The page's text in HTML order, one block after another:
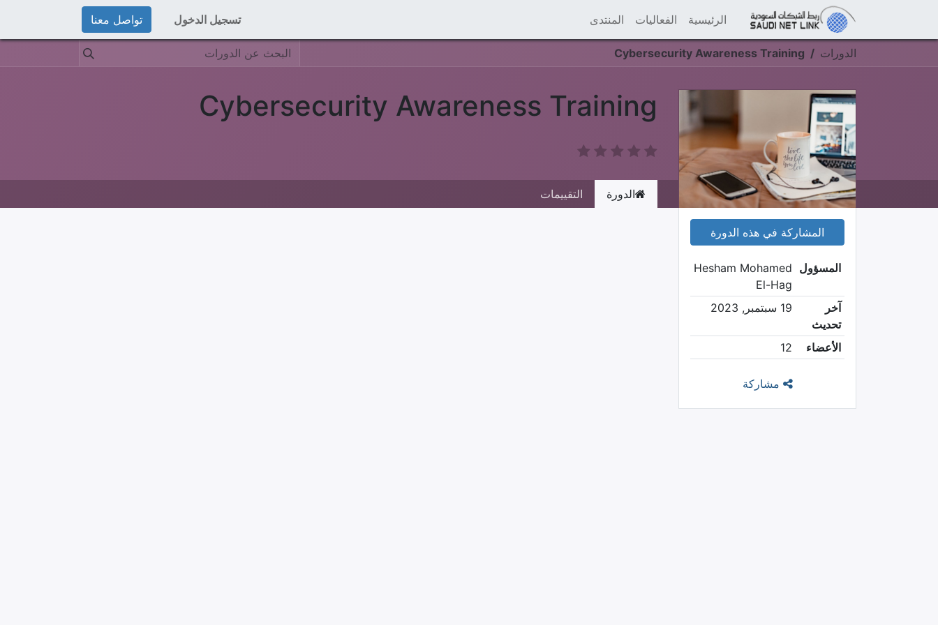
الرئيسية الفعاليات المنتدى تسجيل الدخول تواصل معنا
الدورات Cybersecurity Awareness Training
Cybersecurity Awareness Training
المشاركة في هذه الدورة
المسؤول Hesham Mohamed
El-Hag
آخر
تحديث
19 سبتمبر, 2023
الأعضاء 12
مشاركة
الدورة التقييمات